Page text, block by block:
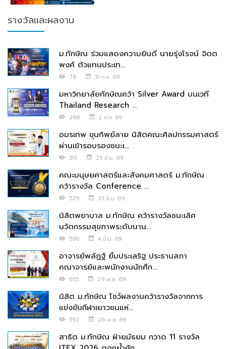
รางวัลและผลงาน
ม.ทักษิณ ร่วมแสดงความยินดี นายรุ่งโรจน์ จิตต
พงศ์ ตัวแทนประเท...
78 31 ก.ค. 69
มหาวิทยาลัยทักษิณคว้า Silver Award บนเวที
Thailand Research ...
266 2 ก.ค. 69
อมรเทพ ขุนทิพย์ลาย นิสิตคณะศิลปกรรมศาสตร์
ผ่านเข้ารอบรองชนะเ...
310 25 มิ.ย. 69
คณะมนุษยศาสตร์และสังคมศาสตร์ ม.ทักษิณ
คว้ารางวัล Conference ...
529 23 มิ.ย. 69
นิสิตพยาบาล ม.ทักษิณ คว้ารางวัลชนะเลิศ
นวัตกรรมสุขภาพระดับนาน...
596 4 มิ.ย. 69
อาจารย์พลัฏฐ์ ยิ้มประเสริฐ ประธานสภา
คณาจารย์และพนักงานนักศึก...
655 29 พ.ค. 69
นิสิต ม.ทักษิณ โชว์ผลงานคว้ารางวัลจากการ
แข่งขันกีฬาเยาวชนแห่...
592 26 พ.ค. 69
สาธิต ม.ทักษิณ ฝ่ายมัธยม กวาด 11 รางวัล